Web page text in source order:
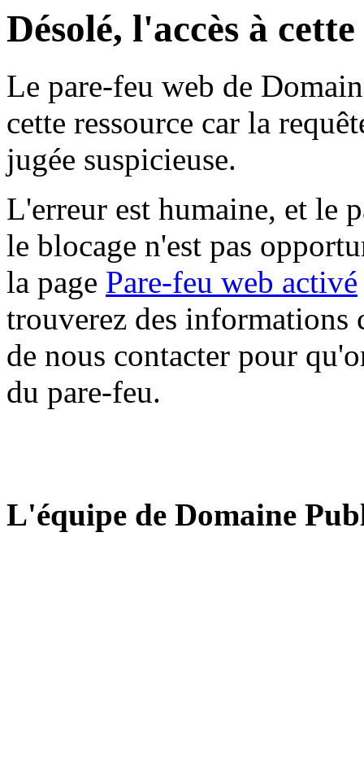
Désolé, l'accès à
Le pare-feu web de
cette ressource car la
jugée suspicieuse.
L'erreur est humaine, et le
le blocage n'est pas
la page Pare-feu web activé
trouverez des informations
de nous contacter pour
du pare-feu.
L'équipe de Domaine